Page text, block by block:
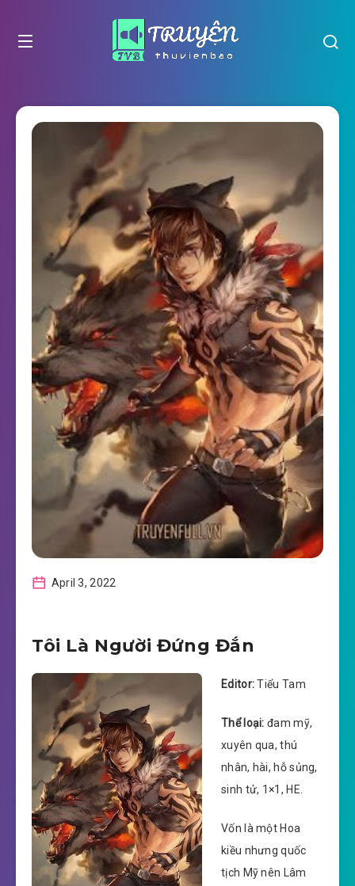
April 3, 2022
Tôi Là Người Đứng Đắn
Editor:Tiểu Tam
Thể loại: đam mỹ,
xuyên qua, thú
nhân, hài, hỗ sủng,
sinh tử, 1×1, HE.
Vốn là một Hoa
kiều nhưng quốc
tịch Mỹ nên Lâm